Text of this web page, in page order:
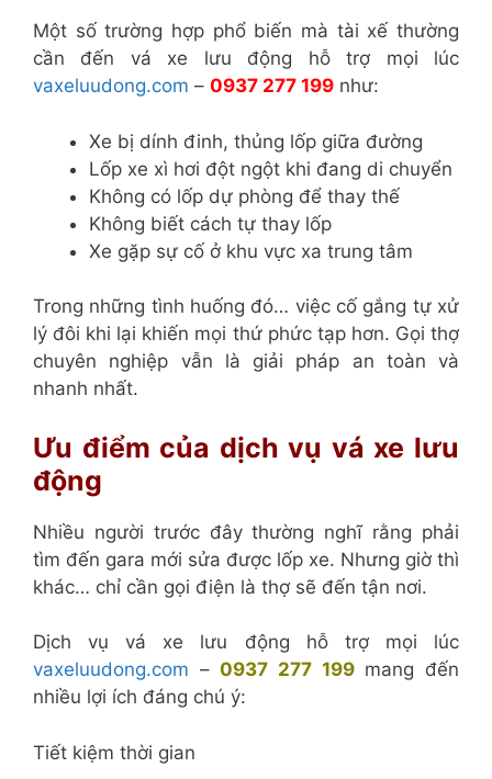
Một số trường hợp phổ biến mà tài xế thường
cần đến vá xe lưu động hỗ trợ mọi lúc
vaxeluudong.com – 0937 277 199 như:
Xe bị dính đinh, thủng lốp giữa đường
Lốp xe xì hơi đột ngột khi đang di chuyển
Không có lốp dự phòng để thay thế
Không biết cách tự thay lốp
Xe gặp sự cố ở khu vực xa trung tâm
Trong những tình huống đó… việc cố gắng tự xử
lý đôi khi lại khiến mọi thứ phức tạp hơn. Gọi thợ
chuyên nghiệp vẫn là giải pháp an toàn và
nhanh nhất.
Ưu điểm của dịch vụ vá xe lưu
động
Nhiều người trước đây thường nghĩ rằng phải
tìm đến gara mới sửa được lốp xe. Nhưng giờ thì
khác… chỉ cần gọi điện là thợ sẽ đến tận nơi.
Dịch vụ vá xe lưu động hỗ trợ mọi lúc
vaxeluudong.com –0937 277 199mang đến
nhiều lợi ích đáng chú ý:
Tiết kiệm thời gian